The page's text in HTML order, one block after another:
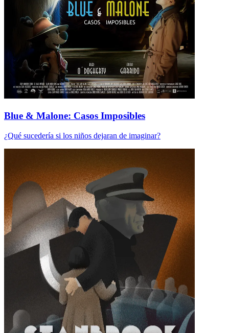
Blue & Malone: Casos Imposibles
¿Qué sucedería si los niños dejaran de imaginar?